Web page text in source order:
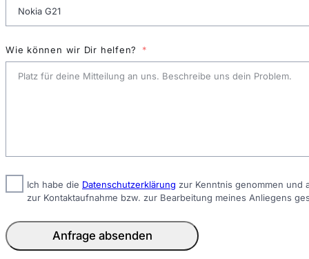
Wie können wir Dir helfen?
Ich habe die Datenschutzerklärung zur Kenntnis genommen und
zur Kontaktaufnahme bzw. zur Bearbeitung meines Anliegens
Anfrage absenden